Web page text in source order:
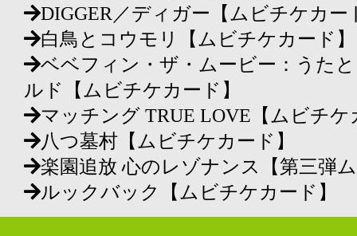
DIGGER／ディガー【ムビチケカー
白鳥とコウモリ【ムビチケカード】
ベベフィン・ザ・ムービー：うた
ルド【ムビチケカード】
マッチング TRUE LOVE【ムビチケ
八つ墓村【ムビチケカード】
楽園追放 心のレゾナンス【第三弾
ルックバック【ムビチケカード】